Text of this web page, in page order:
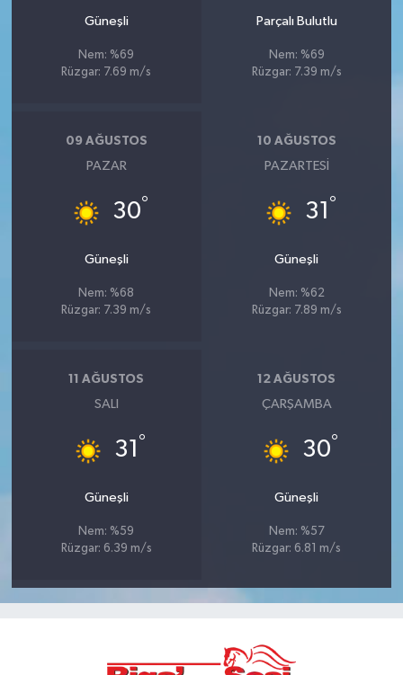
Güneşli
Nem: %69
Rüzgar: 7.69 m/s
Parçalı Bulutlu
Nem: %69
Rüzgar: 7.39 m/s
09 AĞUSTOS
PAZAR
30°
Güneşli
Nem: %68
Rüzgar: 7.39 m/s
10 AĞUSTOS
PAZARTESI
31 °
Güneşli
Nem: %62
Rüzgar: 7.89 m/s
11 AĞUSTOS
SALI
31 °
Güneşli
Nem: %59
Rüzgar: 6.39 m/s
12 AĞUSTOS
ÇARŞAMBA
30°
Güneşli
Nem: %57
Rüzgar: 6.81 m/s